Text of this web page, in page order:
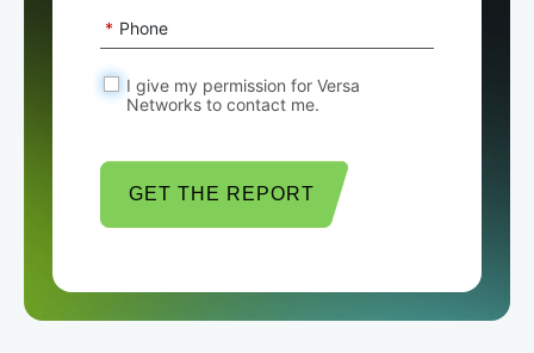
* Phone
I give my permission for Versa
Networks to contact me.
GET THE REPORT